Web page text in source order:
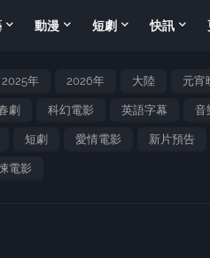
動漫 短劇 快訊
2025年 2026年 大陸 元宵
劇 科幻電影 英語字幕 音
短劇 愛情電影 新片預告
電影